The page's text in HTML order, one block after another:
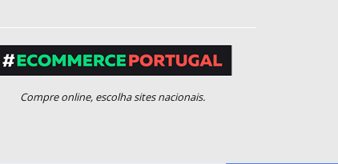
Compre online, escolha sites nacionais.